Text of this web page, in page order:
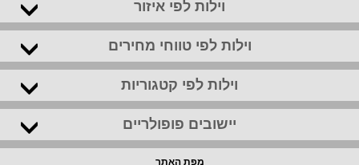
וילות לפי איזור
וילות לפי טווחי מחירים
וילות לפי קטגוריות
יישובים פופולריים
מפת האתר